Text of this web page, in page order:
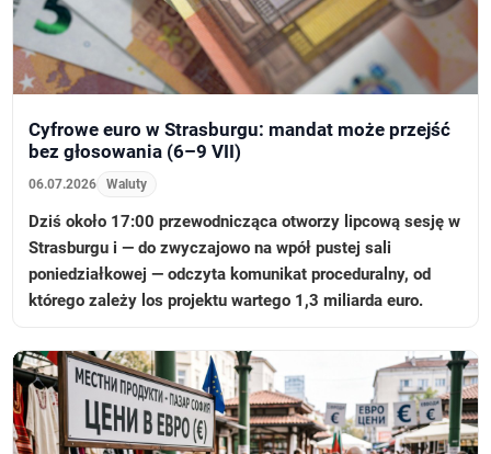
Cyfrowe euro w Strasburgu: mandat może przejść
bez głosowania (6–9 VII)
06.07.2026 Waluty
Dziś około 17:00 przewodnicząca otworzy lipcową sesję w
Strasburgu i — do zwyczajowo na wpół pustej sali
poniedziałkowej — odczyta komunikat proceduralny, od
którego zależy los projektu wartego 1,3 miliarda euro.